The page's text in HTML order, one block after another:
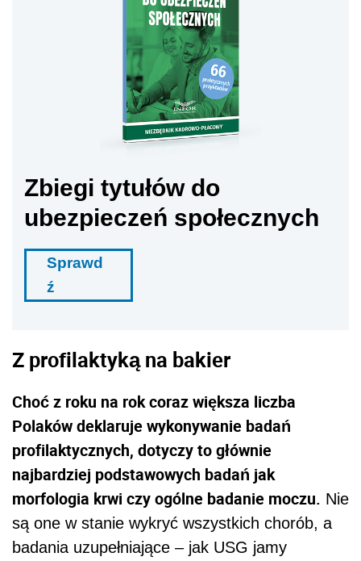
Zbiegi tytułów do
ubezpieczeń społecznych
Sprawd
ź
Z profilaktyką na bakier
Choć z roku na rok coraz większa liczba
Polaków deklaruje wykonywanie badań
profilaktycznych, dotyczy to głównie
najbardziej podstawowych badań jak
morfologia krwi czy ogólne badanie moczu. Nie
są one w stanie wykryć wszystkich chorób, a
badania uzupełniające – jak USG jamy